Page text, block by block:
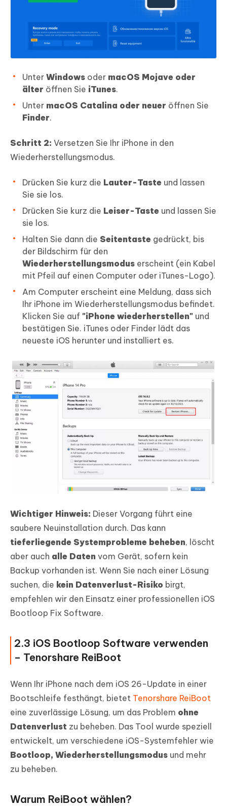
Unter Windows oder macOS Mojave oder
älter öffnen Sie iTunes.
Unter macOS Catalina oder neuer öffnen Sie
Finder.
Schritt 2: Versetzen Sie Ihr iPhone in den
Wiederherstellungsmodus.
Drücken Sie kurz die Lauter-Taste und lassen
Sie sie los.
Drücken Sie kurz die Leiser-Taste und lassen Sie
sie los.
Halten Sie dann die Seitentaste gedrückt, bis
der Bildschirm für den
Wiederherstellungsmodus erscheint (ein Kabel
mit Pfeil auf einen Computer oder iTunes-Logo).
Am Computer erscheint eine Meldung, dass sich
Ihr iPhone im Wiederherstellungsmodus befindet.
Klicken Sie auf "iPhone wiederherstellen" und
bestätigen Sie. iTunes oder Finder lädt das
neueste iOS herunter und installiert es.
Wichtiger Hinweis: Dieser Vorgang führt eine
saubere Neuinstallation durch. Das kann
tieferliegende Systemprobleme beheben, löscht
aber auch alle Daten vom Gerät, sofern kein
Backup vorhanden ist. Wenn Sie nach einer Lösung
suchen, die kein Datenverlust-Risiko birgt,
empfehlen wir den Einsatz einer professionellen iOS
Bootloop Fix Software.
2.3 iOS Bootloop Software verwenden
– Tenorshare ReiBoot
Wenn Ihr iPhone nach dem iOS 26-Update in einer
Bootschleife festhängt, bietet Tenorshare ReiBoot
eine zuverlässige Lösung, um das Problem ohne
Datenverlust zu beheben. Das Tool wurde speziell
entwickelt, um verschiedene iOS-Systemfehler wie
Bootloop, Wiederherstellungsmodus und mehr
zu beheben.
Warum ReiBoot wählen?